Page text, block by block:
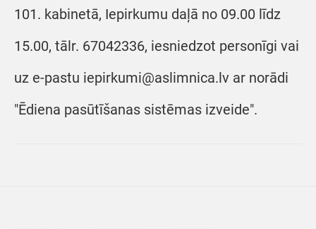
101. kabinetā, Iepirkumu daļā no 09.00 līdz
15.00, tālr. 67042336, iesniedzot personīgi vai
uz e-pastu iepirkumi@aslimnica.lv ar norādi
"Ēdiena pasūtīšanas sistēmas izveide".